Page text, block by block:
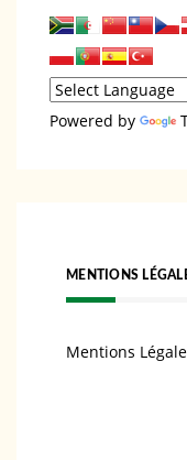
Powered by
MENTIONS
Mentions